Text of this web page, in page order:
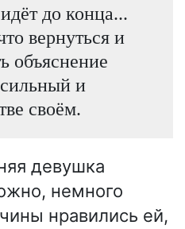
до конца...
вернуться и
объяснение
и
своём.
девушка
немного
нравились ей,